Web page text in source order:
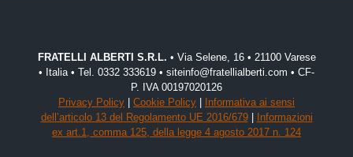
FRATELLI ALBERTI S.R.L. • Via Selene, 16 • 21100 Varese
• Italia • Tel. 0332 333619 • siteinfo@fratellialberti.com • CF-
P. IVA 00197020126
Privacy Policy | Cookie Policy | Informativa ai sensi
dell’articolo 13 del Regolamento UE 2016/679| Informazioni
ex art.1, comma 125, della legge 4 agosto 2017 n. 124